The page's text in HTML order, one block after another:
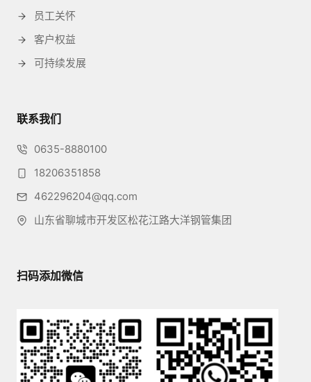
员工关怀
客户权益
可持续发展
联系我们
0635-8880100
18206351858
462296204@qq.com
山东省聊城市开发区松花江路大洋钢管集团
扫码添加微信